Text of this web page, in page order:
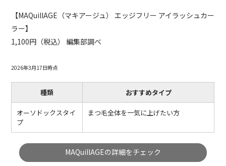
【MAQuillAGE（マキアージュ） エッジフリー アイラッシュカー
ラー】
1,100円（税込） 編集部調べ
2026年3月17日時点
種類 おすすめタイプ
オーソドックスタイ
プ
まつ毛全体を一気に上げたい方
MAQuillAGEの詳細をチェック